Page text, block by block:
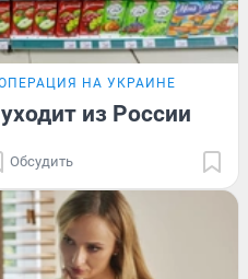
НА УКРАИНЕ
из России
Обсудить